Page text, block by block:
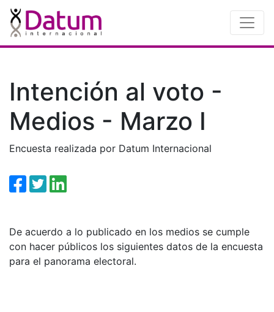
Intención al voto -
Medios - Marzo I
Encuesta realizada por Datum Internacional
De acuerdo a lo publicado en los medios se cumple
con hacer públicos los siguientes datos de la encuesta
para el panorama electoral.